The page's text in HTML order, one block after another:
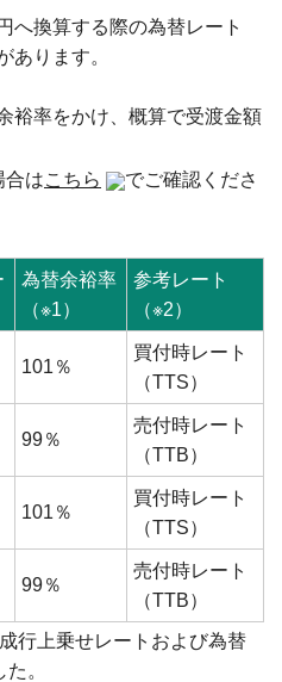
へ換算する際の為替レート
あります。
裕率をかけ、概算で受渡金額
合はこちら
でご確認くださ
為替余裕率
（※1）
参考レート
（※2）
101％
買付時レート
（TTS）
99％
売付時レート
（TTB）
101％
買付時レート
（TTS）
99％
売付時レート
（TTB）
行上乗せレートおよび為替
。